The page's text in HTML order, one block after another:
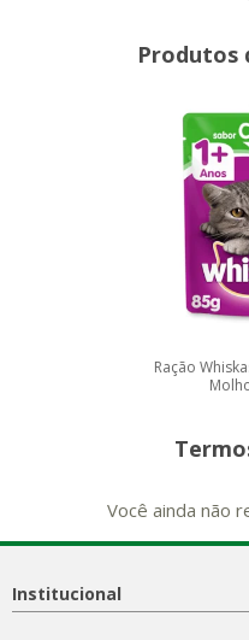
Produtos
Ração
Você ainda não
Institucional